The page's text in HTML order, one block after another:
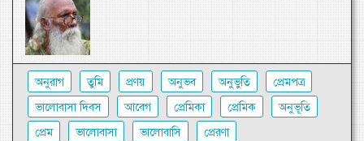
অনুরাগ তুমি প্রণয় অনুভব অনুভুতি
প্রেমপত্র
ভালোবাসা দিবস
আবেগ প্রেমিকা প্রেমিক
অনুভূতি
প্রেম
ভালোবাসা ভালোবাসি প্রেরণা